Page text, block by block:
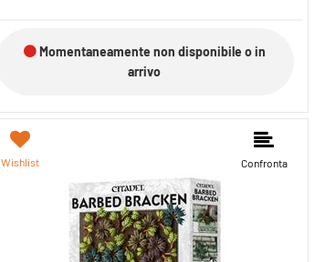
Momentaneamente non disponibile o in
arrivo
Wishlist Confronta